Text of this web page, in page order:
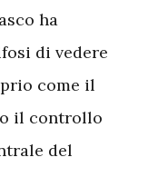
ha
di vedere
come il
il controllo
del